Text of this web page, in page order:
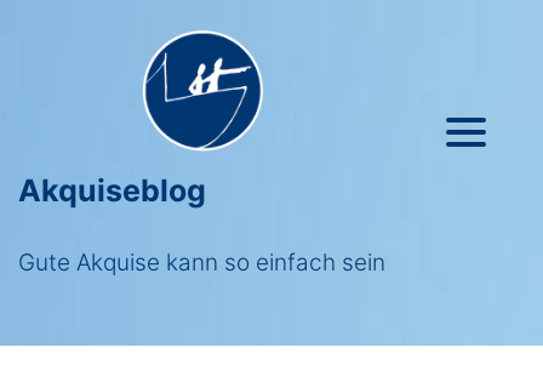
Akquiseblog
Gute Akquise kann so einfach sein